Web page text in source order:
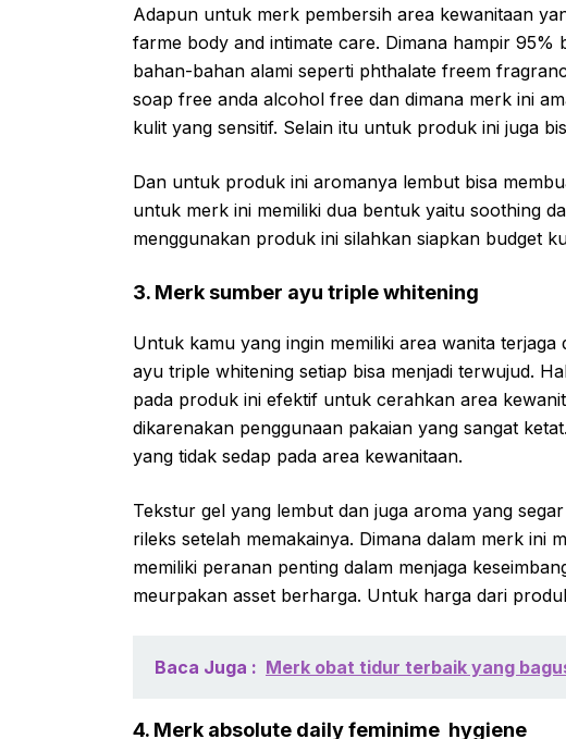
Adapun untuk merk pembersih area kewanitaan
farme body and intimate care. Dimana hampir
bahan-bahan alami seperti phthalate freem
soap free anda alcohol free dan dimana merk ini
kulit yang sensitif. Selain itu untuk produk ini juga
Dan untuk produk ini aromanya lembut bisa
untuk merk ini memiliki dua bentuk yaitu soothing
menggunakan produk ini silahkan siapkan budget
3. Merk sumber ayu triple whitening
Untuk kamu yang ingin memiliki area wanita
ayu triple whitening setiap bisa menjadi terwujud.
pada produk ini efektif untuk cerahkan area
dikarenakan penggunaan pakaian yang sangat
yang tidak sedap pada area kewanitaan.
Tekstur gel yang lembut dan juga aroma yang
rileks setelah memakainya. Dimana dalam merk ini
memiliki peranan penting dalam menjaga
meurpakan asset berharga. Untuk harga dari
Baca Juga : Merk obat tidur terbaik yang
4. Merk absolute daily feminime hygiene